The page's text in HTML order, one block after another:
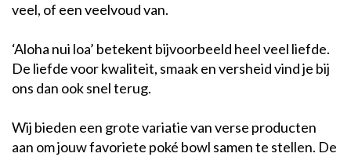
veel, of een veelvoud van.
‘Aloha nui loa’ betekent bijvoorbeeld heel veel liefde.
De liefde voor kwaliteit, smaak en versheid vind je bij
ons dan ook snel terug.
Wij bieden een grote variatie van verse producten
aan om jouw favoriete poké bowl samen te stellen. De